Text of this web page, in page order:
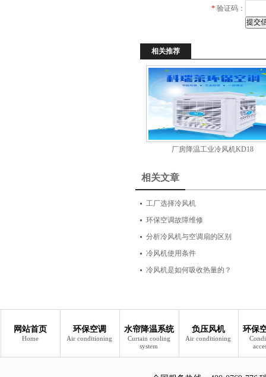
* 验证码：
相关推荐
厂房降温工业冷风机KD18
相关文章
工厂选择冷风机
环保空调故障维修
分析冷风机与空调扇的区别
冷风机使用条件
冷风机是如何吸收热量的？
网站首页
Home
环保空调
Air conditioning
水帘降温系统
Curtain cooling
system
负压风机
Air conditioning
环保